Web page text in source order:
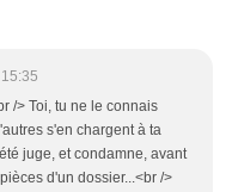
/> Toi, tu ne le connais
s'en chargent à ta
juge, et condamne, avant
d'un dossier...<br />